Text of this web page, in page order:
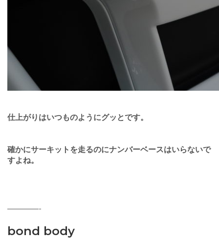
仕上がりはいつものようにグッとです。
確かにサーキットを走るのにナンバーベースはいらないで
すよね。
————-
bond body